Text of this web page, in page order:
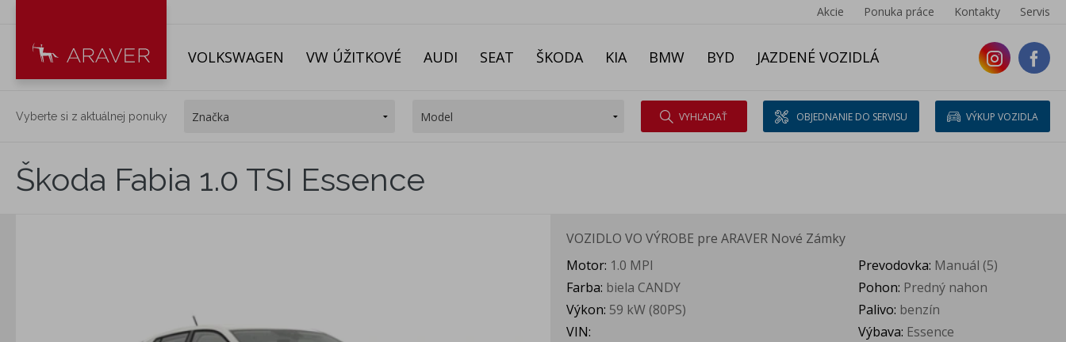
Akcie Ponuka práce Kontakty Servis
VOLKSWAGEN VW ÚŽITKOVÉ AUDI SEAT ŠKODA KIA BMW BYD JAZDENÉ VOZIDLÁ
Vyberte si z aktuálnej ponuky VYHĽADAŤ OBJEDNANIE DO SERVISU VÝKUP VOZIDLA
Škoda Fabia 1.0 TSI Essence
VOZIDLO VO VÝROBE pre ARAVER Nové Zámky
Motor: 1.0 MPI
Farba: biela CANDY
Výkon: 59 kW (80PS)
Prevodovka: Manuál (5)
Pohon: Predný nahon
Palivo: benzín
VIN:
Výbava: Essence